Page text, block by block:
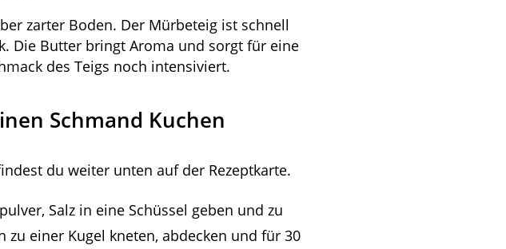
zarter Boden. Der Mürbeteig ist schnell
Die Butter bringt Aroma und sorgt für eine
des Teigs noch intensiviert.
Schmand Kuchen
du weiter unten auf der Rezeptkarte.
Salz in eine Schüssel geben und zu
einer Kugel kneten, abdecken und für 30